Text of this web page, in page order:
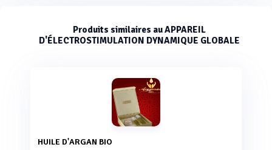
Produits similaires au APPAREIL
D'ÉLECTROSTIMULATION DYNAMIQUE GLOBALE
HUILE D'ARGAN BIO